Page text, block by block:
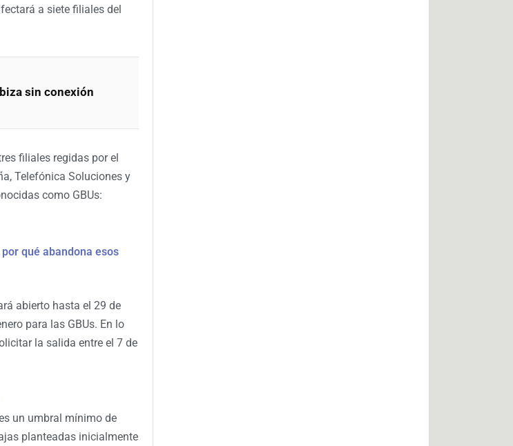
a siete filiales del
sin conexión
filiales regidas por el
Telefónica Soluciones y
como GBUs:
qué abandona esos
abierto hasta el 29 de
para las GBUs. En lo
la salida entre el 7 de
un umbral mínimo de
planteadas inicialmente